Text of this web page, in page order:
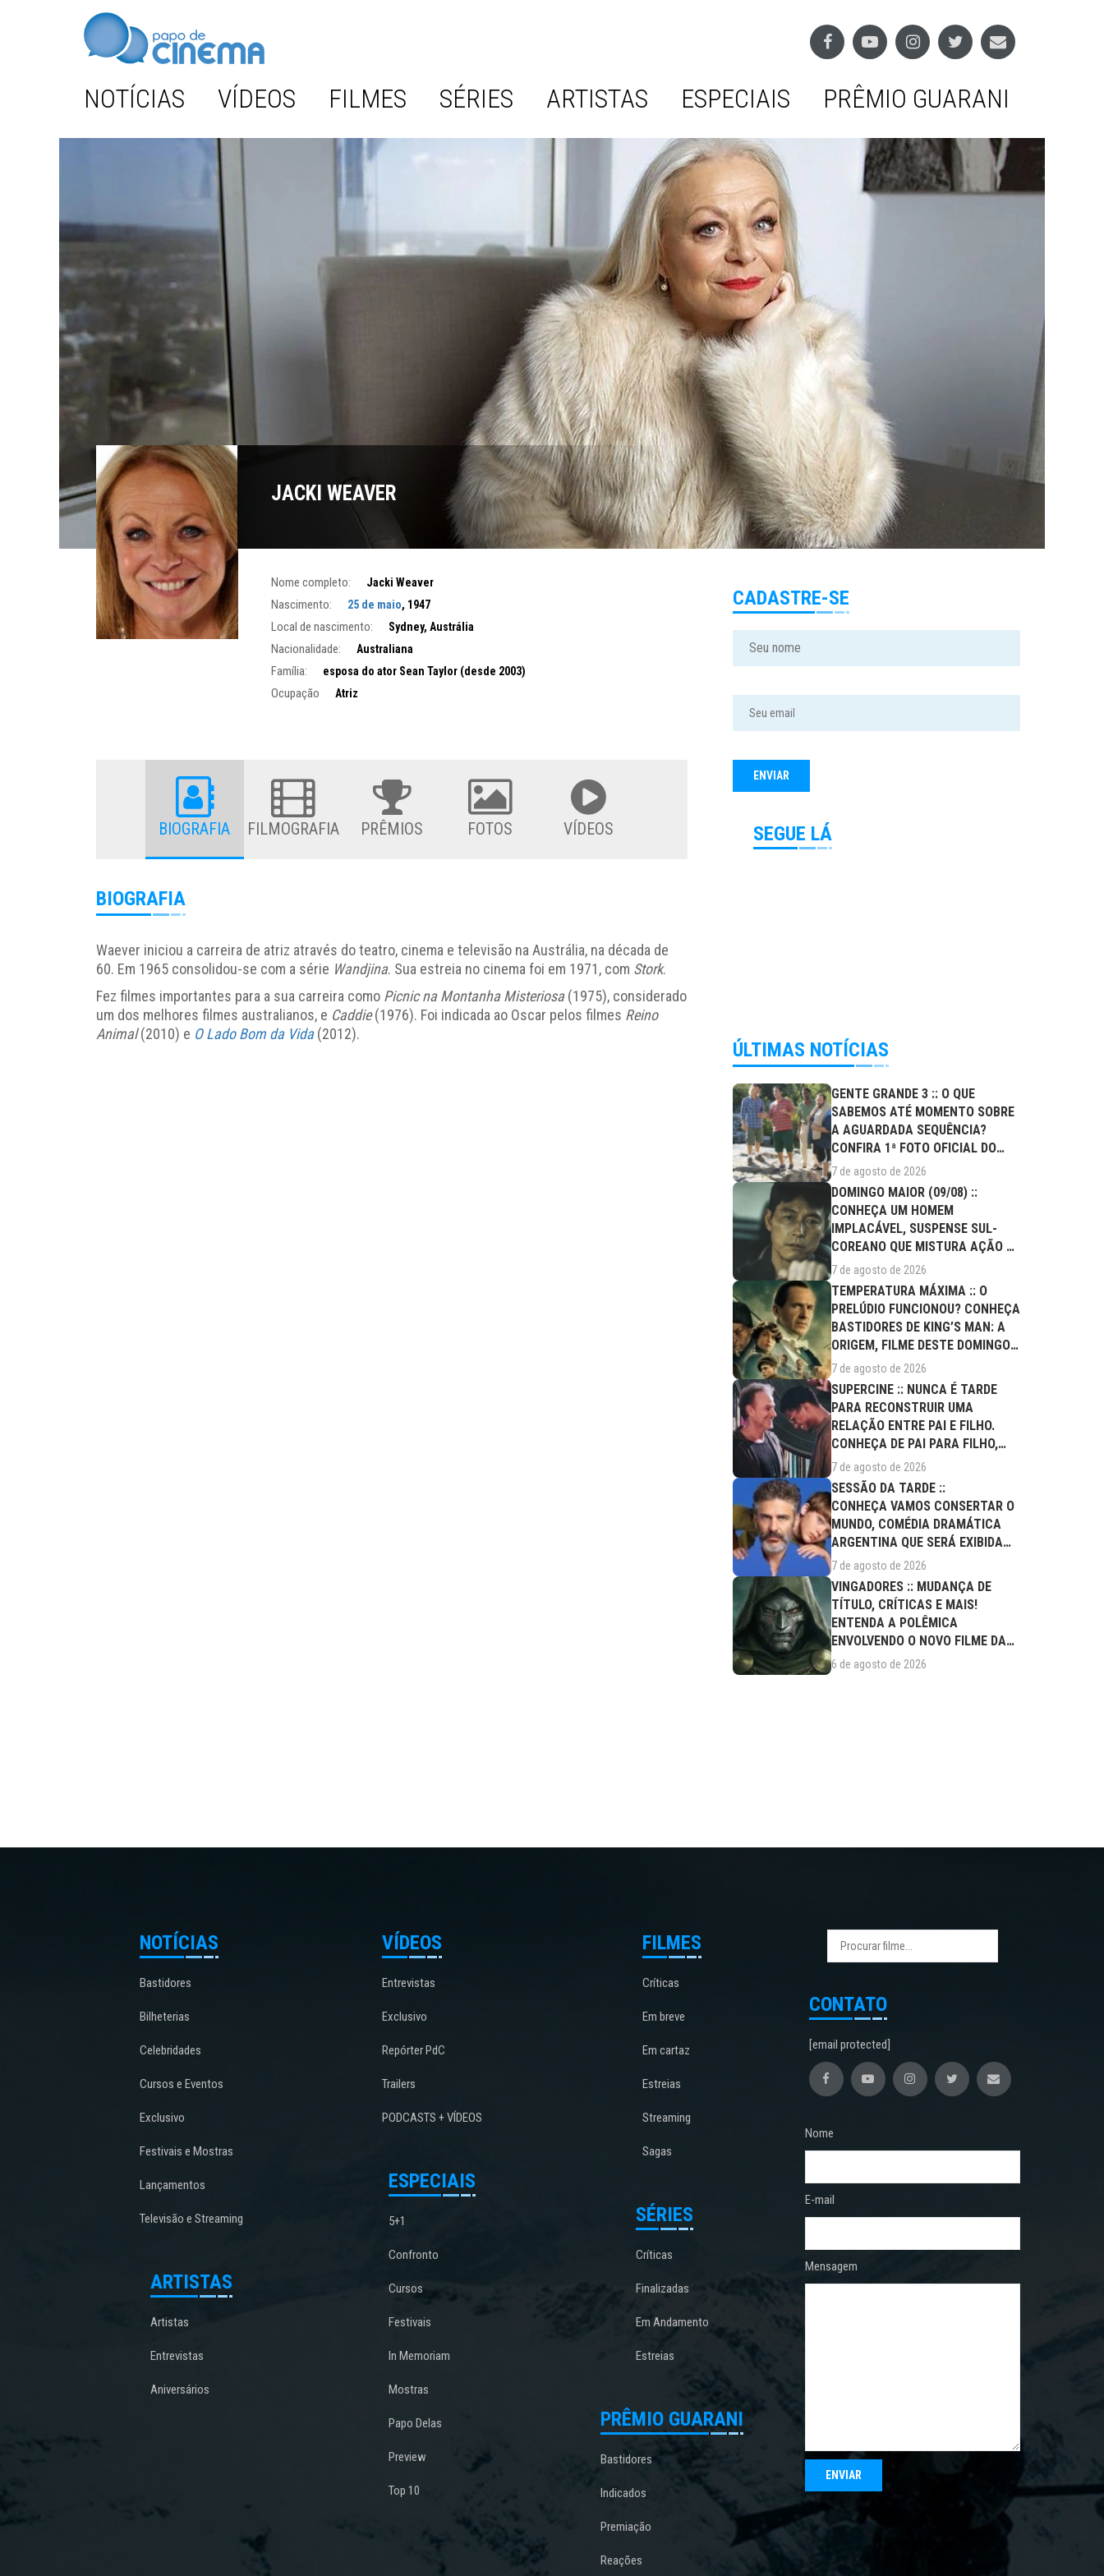
NOTÍCIAS VÍDEOS FILMES SÉRIES ARTISTAS ESPECIAIS PRÊMIO GUARANI
JACKI WEAVER
Nome completo: Jacki Weaver
Nascimento: 25 de maio, 1947
Local de nascimento: Sydney, Austrália
Nacionalidade: Australiana
Família: esposa do ator Sean Taylor (desde 2003)
Ocupação Atriz
BIOGRAFIA FILMOGRAFIA PRÊMIOS FOTOS VÍDEOS
BIOGRAFIA
Waever iniciou a carreira de atriz através do teatro, cinema e televisão na Austrália, na década de
60. Em 1965 consolidou-se com a série Wandjina. Sua estreia no cinema foi em 1971, com Stork.
Fez filmes importantes para a sua carreira como Picnic na Montanha Misteriosa(1975), considerado
um dos melhores filmes australianos, e Caddie(1976). Foi indicada ao Oscar pelos filmes Reino
Animal(2010) e O Lado Bom da Vida(2012).
CADASTRE-SE
SEGUE LÁ
ÚLTIMAS NOTÍCIAS
GENTE GRANDE 3 :: O QUE
SABEMOS ATÉ MOMENTO SOBRE
A AGUARDADA SEQUÊNCIA?
CONFIRA 1ª FOTO OFICIAL DO
ELENCO!
7 de agosto de 2026
DOMINGO MAIOR (09/08) ::
CONHEÇA UM HOMEM
IMPLACÁVEL, SUSPENSE SUL-
COREANO QUE MISTURA AÇÃO E
DRAMA FAMILIAR
7 de agosto de 2026
TEMPERATURA MÁXIMA :: O
PRELÚDIO FUNCIONOU? CONHEÇA
BASTIDORES DE KING’S MAN: A
ORIGEM, FILME DESTE DOMINGO
(09/08)
7 de agosto de 2026
SUPERCINE :: NUNCA É TARDE
PARA RECONSTRUIR UMA
RELAÇÃO ENTRE PAI E FILHO.
CONHEÇA DE PAI PARA FILHO,
FILME DESTE...
7 de agosto de 2026
SESSÃO DA TARDE ::
CONHEÇA VAMOS CONSERTAR O
MUNDO, COMÉDIA DRAMÁTICA
ARGENTINA QUE SERÁ EXIBIDA
NESTA SEXTA (07/08)
7 de agosto de 2026
VINGADORES :: MUDANÇA DE
TÍTULO, CRÍTICAS E MAIS!
ENTENDA A POLÊMICA
ENVOLVENDO O NOVO FILME DA
MARVEL
6 de agosto de 2026
NOTÍCIAS
Bastidores
Bilheterias
Celebridades
Cursos e Eventos
Exclusivo
Festivais e Mostras
Lançamentos
Televisão e Streaming
ARTISTAS
Artistas
Entrevistas
Aniversários
VÍDEOS
Entrevistas
Exclusivo
Repórter PdC
Trailers
PODCASTS + VÍDEOS
ESPECIAIS
5+1
Confronto
Cursos
Festivais
In Memoriam
Mostras
Papo Delas
Preview
Top 10
FILMES
Críticas
Em breve
Em cartaz
Estreias
Streaming
Sagas
SÉRIES
Críticas
Finalizadas
Em Andamento
Estreias
PRÊMIO GUARANI
Bastidores
Indicados
Premiação
Reações
CONTATO
[email protected]
Nome
E-mail
Mensagem